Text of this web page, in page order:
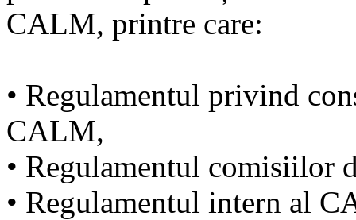
CALM, printre care:
• Regulamentul privind
CALM,
• Regulamentul comisiilor
• Regulamentul intern al